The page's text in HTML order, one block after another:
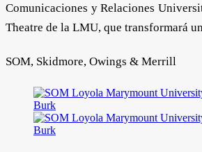
Comunicaciones y Relaciones
Theatre de la LMU, que transformará
SOM, Skidmore, Owings & Merrill